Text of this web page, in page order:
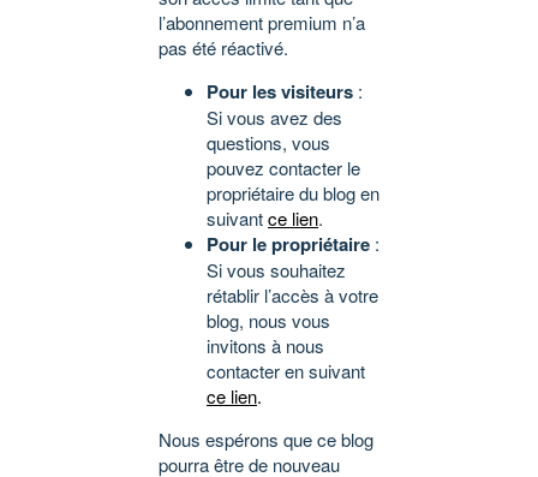
l’abonnement premium n’a
pas été réactivé.
Pour les visiteurs :
Si vous avez des
questions, vous
pouvez contacter le
propriétaire du blog en
suivantce lien.
Pour le propriétaire :
Si vous souhaitez
rétablir l’accès à votre
blog, nous vous
invitons à nous
contacter en suivant
ce lien.
Nous espérons que ce blog
pourra être de nouveau